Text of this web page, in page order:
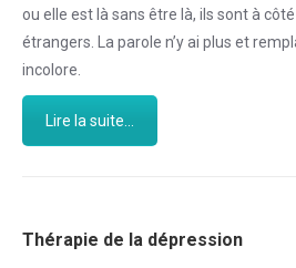
ou elle est là sans être là, ils sont à
étrangers. La parole n’y ai plus et
incolore.
Lire la suite...
Thérapie de la dépression